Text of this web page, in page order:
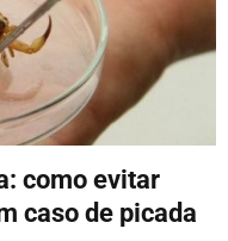
como evitar
caso de picada